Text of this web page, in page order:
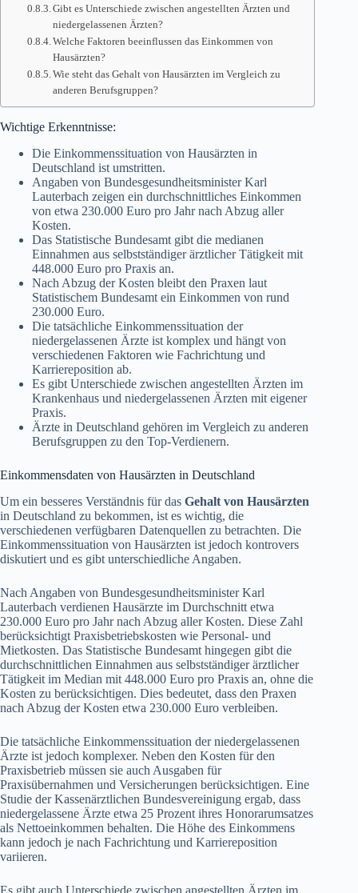
Gibt es Unterschiede zwischen angestellten Ärzten und
niedergelassenen Ärzten?
Welche Faktoren beeinflussen das Einkommen von
Hausärzten?
Wie steht das Gehalt von Hausärzten im Vergleich zu
anderen Berufsgruppen?
Wichtige Erkenntnisse:
Die Einkommenssituation von Hausärzten in
Deutschland ist umstritten.
Angaben von Bundesgesundheitsminister Karl
Lauterbach zeigen ein durchschnittliches Einkommen
von etwa 230.000 Euro pro Jahr nach Abzug aller
Kosten.
Das Statistische Bundesamt gibt die medianen
Einnahmen aus selbstständiger ärztlicher Tätigkeit mit
448.000 Euro pro Praxis an.
Nach Abzug der Kosten bleibt den Praxen laut
Statistischem Bundesamt ein Einkommen von rund
230.000 Euro.
Die tatsächliche Einkommenssituation der
niedergelassenen Ärzte ist komplex und hängt von
verschiedenen Faktoren wie Fachrichtung und
Karriereposition ab.
Es gibt Unterschiede zwischen angestellten Ärzten im
Krankenhaus und niedergelassenen Ärzten mit eigener
Praxis.
Ärzte in Deutschland gehören im Vergleich zu anderen
Berufsgruppen zu den Top-Verdienern.
Einkommensdaten von Hausärzten in Deutschland
Um ein besseres Verständnis für das Gehalt von Hausärzten
in Deutschland zu bekommen, ist es wichtig, die
verschiedenen verfügbaren Datenquellen zu betrachten. Die
Einkommenssituation von Hausärzten ist jedoch kontrovers
diskutiert und es gibt unterschiedliche Angaben.
Nach Angaben von Bundesgesundheitsminister Karl
Lauterbach verdienen Hausärzte im Durchschnitt etwa
230.000 Euro pro Jahr nach Abzug aller Kosten. Diese Zahl
berücksichtigt Praxisbetriebskosten wie Personal- und
Mietkosten. Das Statistische Bundesamt hingegen gibt die
durchschnittlichen Einnahmen aus selbstständiger ärztlicher
Tätigkeit im Median mit 448.000 Euro pro Praxis an, ohne die
Kosten zu berücksichtigen. Dies bedeutet, dass den Praxen
nach Abzug der Kosten etwa 230.000 Euro verbleiben.
Die tatsächliche Einkommenssituation der niedergelassenen
Ärzte ist jedoch komplexer. Neben den Kosten für den
Praxisbetrieb müssen sie auch Ausgaben für
Praxisübernahmen und Versicherungen berücksichtigen. Eine
Studie der Kassenärztlichen Bundesvereinigung ergab, dass
niedergelassene Ärzte etwa 25 Prozent ihres Honorarumsatzes
als Nettoeinkommen behalten. Die Höhe des Einkommens
kann jedoch je nach Fachrichtung und Karriereposition
variieren.
Es gibt auch Unterschiede zwischen angestellten Ärzten im